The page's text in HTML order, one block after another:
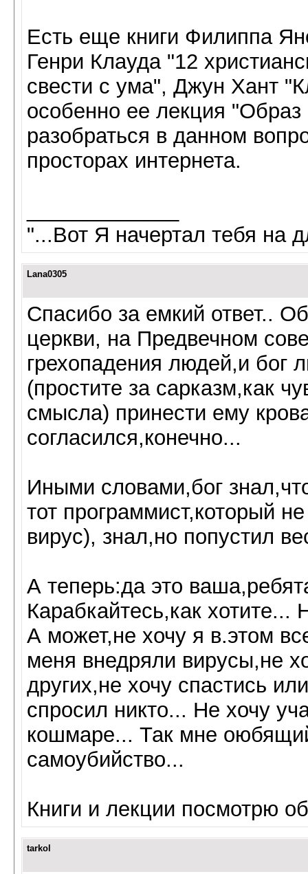
Есть еще книги Филиппа
Генри Клауда "12
свести с ума", Джун Хант
особенно ее лекция "Образ
разобраться в данном
просторах интернета.
"...Вот Я начертал тебя на
Lana0305
Спасибо за емкий ответ..
церкви, на Предвечном
грехопадения людей,и бог
(простите за сарказм,как
смысла) принести ему
согласился,конечно...
Иными словами,бог
тот программист,который
вирус), знал,но попустил
А теперь:да это
Карабкайтесь,как
А может,не хочу я в.этом
меня внедряли вирусы,не
других,не хочу спастись
спросил никто... Не хочу
кошмаре... Так мне
самоубийство...
Книги и лекции посмотрю
tarkol